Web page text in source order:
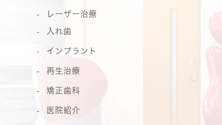
レーザー治療
入れ歯
インプラント
再生治療
矯正歯科
医院紹介